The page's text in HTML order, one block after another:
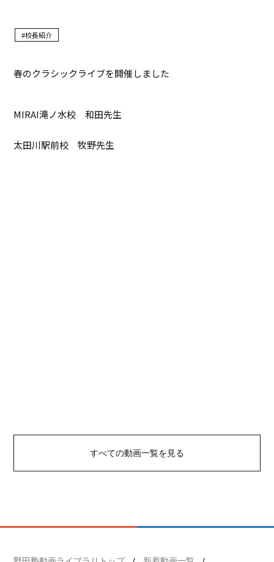
すべての動画一覧を見る